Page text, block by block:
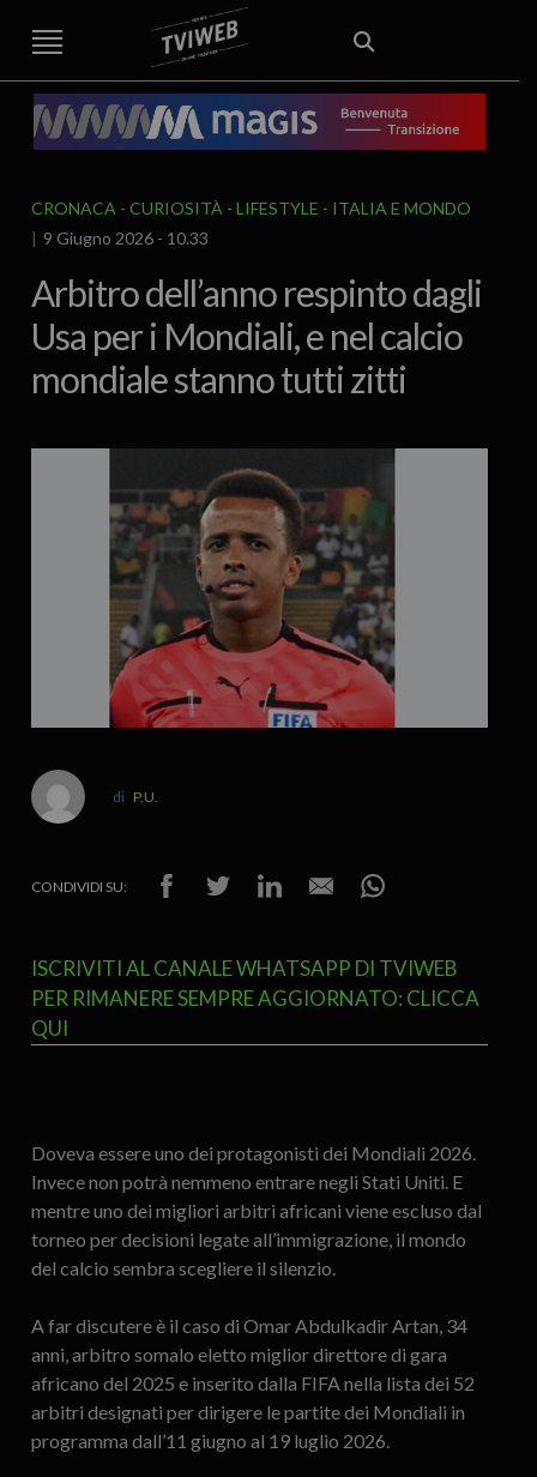
STREET TG CRONACA VENETO
VICENZA E PROVINCIA
AREA BERICA
ECONOMIA ATTUALITA’ POLITICA
EDITORIALE ITALIA E MONDO CURIOSITÀ – LIFESTYLE
CULTURA ARTE
SPORT
IL GRAFFIO FOOD & DRINK
CRONACA CURIOSITÀ - LIFESTYLE
ITALIA E MONDO
9 Giugno 2026 - 10.33
Arbitro dell’anno respinto dagli
Usa per i Mondiali, e nel calcio
mondiale stanno tutti zitti
P.U.
CONDIVIDI SU:
ISCRIVITI AL CANALE WHATSAPP DI TVIWEB
PER RIMANERE SEMPRE AGGIORNATO: CLICCA
QUI
Doveva essere uno dei protagonisti dei Mondiali 2026.
Invece non potrà nemmeno entrare negli Stati Uniti. E
mentre uno dei migliori arbitri africani viene escluso dal
torneo per decisioni legate all’immigrazione, il mondo
del calcio sembra scegliere il silenzio.
A far discutere è il caso di Omar Abdulkadir Artan, 34
anni, arbitro somalo eletto miglior direttore di gara
africano del 2025 e inserito dalla FIFA nella lista dei 52
arbitri designati per dirigere le partite dei Mondiali in
programma dall’11 giugno al 19 luglio 2026.